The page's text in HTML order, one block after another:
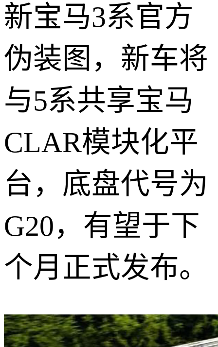
新宝马3系官方
伪装图，新车将
与5系共享宝马
CLAR模块化平
台，底盘代号为
G20，有望于下
个月正式发布。